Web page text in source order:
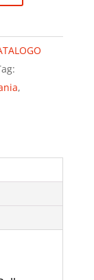
,